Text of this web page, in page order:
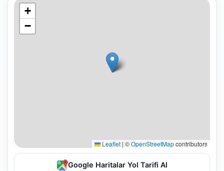
+
−
Leaflet | ©OpenStreetMapcontributors
Google Haritalar Yol Tarifi Al